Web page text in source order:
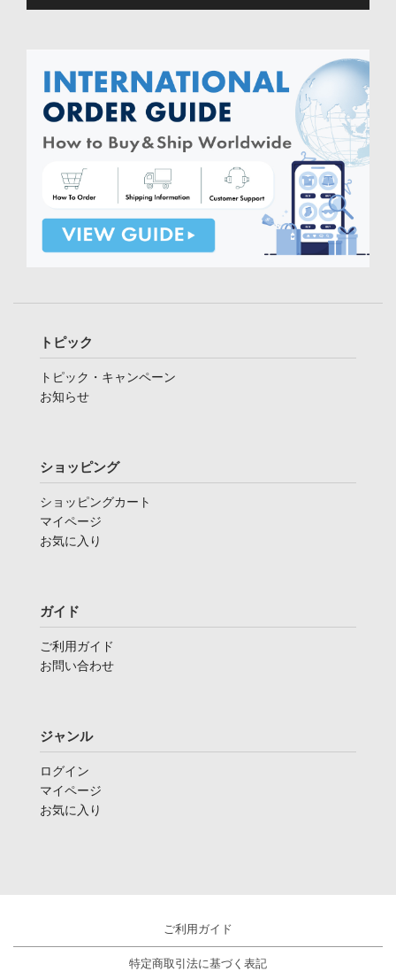
トピック
トピック・キャンペーン
お知らせ
ショッピング
ショッピングカート
マイページ
お気に入り
ガイド
ご利用ガイド
お問い合わせ
ジャンル
ログイン
マイページ
お気に入り
ご利用ガイド
特定商取引法に基づく表記